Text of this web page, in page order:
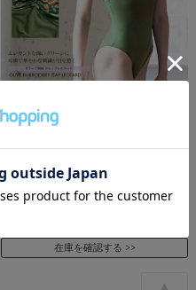
ClassIn（クラスイン）オリーブ刺
繍・キャップレオタード OLIVE
ス レオタード バレエ CLASSIN
Leotard アメリカ 2点までメール
便可
在庫を確認する